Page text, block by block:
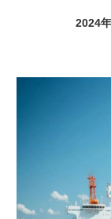
2024